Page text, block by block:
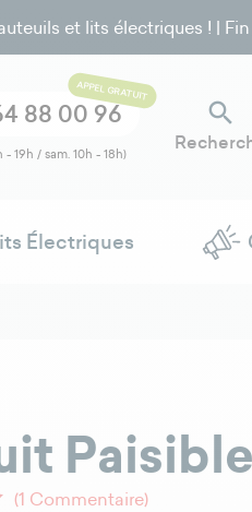
et lits électriques ! | Fin
APPEL GRATUIT
88 00 96
19h / sam. 10h - 18h)

Électriques
(1 Commentaire)